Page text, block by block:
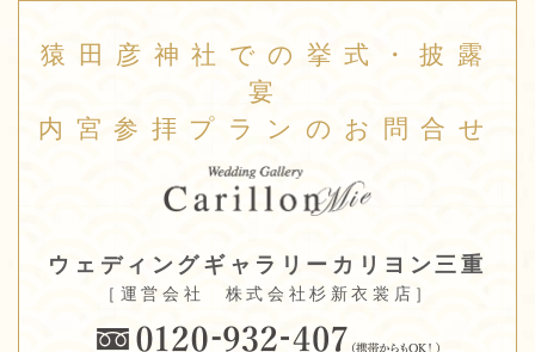
猿田彦神社での挙式・披露
宴
内宮参拝プランのお問合せ
ウェディングギャラリーカリヨン三重
［運営会社 株式会社杉新衣裳店］